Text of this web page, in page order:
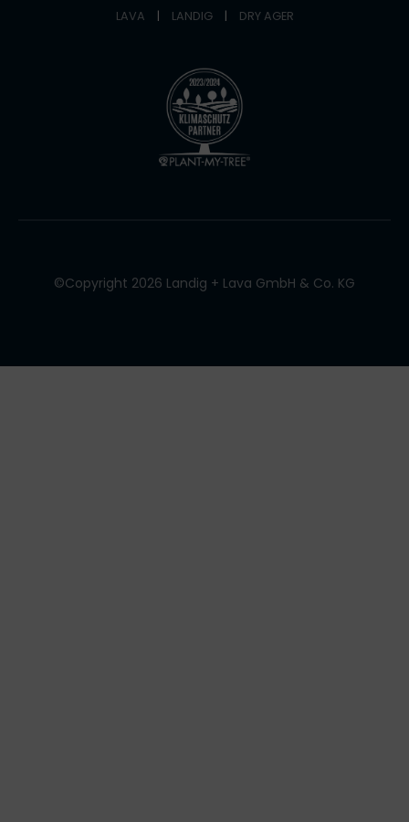
LAVA | LANDIG | DRY AGER
©Copyright 2026 Landig + Lava GmbH & Co. KG